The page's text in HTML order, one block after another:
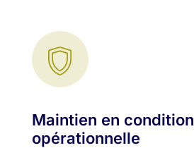
Maintien en condition
opérationnelle